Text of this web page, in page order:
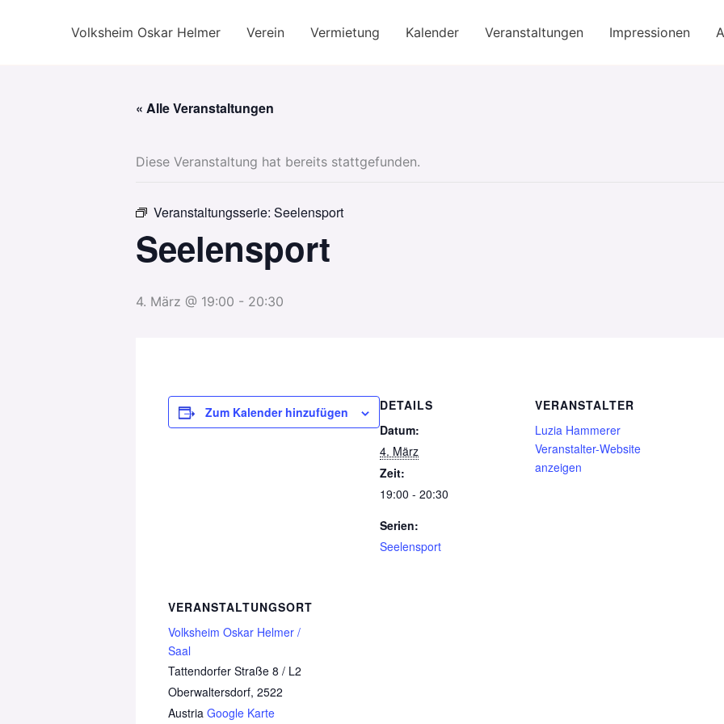
Volksheim Oskar Helmer Verein Vermietung Kalender Veranstaltungen Impressionen
« Alle Veranstaltungen
Diese Veranstaltung hat bereits stattgefunden.
Veranstaltungsserie: Seelensport
Seelensport
4. März @ 19:00 - 20:30
Zum Kalender hinzufügen
DETAILS
Datum:
4. März
Zeit:
19:00 - 20:30
Serien:
Seelensport
VERANSTALTER
Luzia Hammerer
Veranstalter-Website
anzeigen
VERANSTALTUNGSORT
Volksheim Oskar Helmer /
Saal
Tattendorfer Straße 8 / L2
Oberwaltersdorf, 2522
Austria Google Karte